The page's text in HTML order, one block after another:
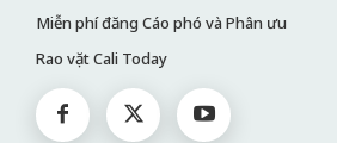
Miễn phí đăng Cáo phó và Phân ưu
Rao vặt Cali Today